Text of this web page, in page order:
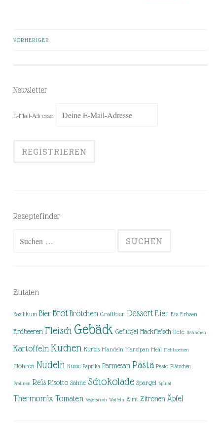
Beiträge-
VORHERIGER
Newsletter
E-Mail-Adresse:
Rezeptefinder
Zutaten
Basilikum Bier Brot Brötchen Craftbier Dessert Eier Eis Erbsen
Erdbeeren Fleisch Gebäck Geflügel Hackfleisch Hefe Hähnchen
Kartoffeln Kuchen Kürbis Mandeln Marzipan Mehl Mehlspeisen
Möhren Nudeln Nüsse Paprika Parmesan Pasta Pesto Plätzchen
Pralinen Reis Risotto Sahne Schokolade Spargel Spinat
Thermomix Tomaten Vegetarisch Waffeln Zimt Zitronen Äpfel